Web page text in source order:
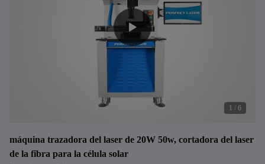
1 / 6
máquina trazadora del laser de 20W 50w, cortadora del laser
de la fibra para la célula solar